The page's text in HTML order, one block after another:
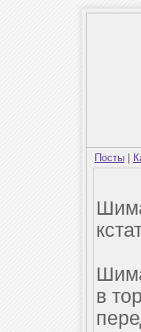
Посты
в